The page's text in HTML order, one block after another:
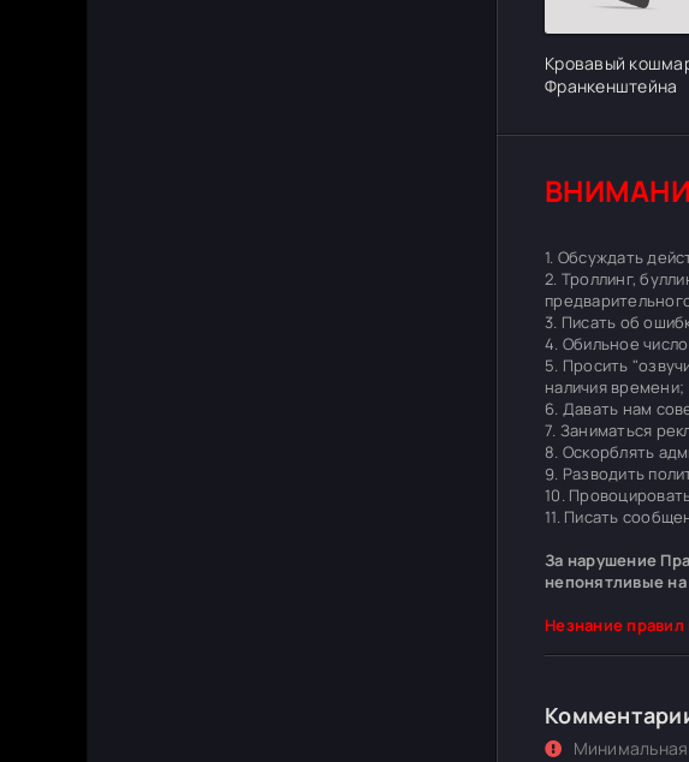
Кровавый
Франкенштейна
1. Обсуждать
2. Троллинг,
3. Писать об
4. Обильное
5. Просить
наличия времени;
6. Давать нам
7. Заниматься
8. Оскорблять
9. Разводить
10.
11. Писать
За нарушение
непонятливые
Незнание